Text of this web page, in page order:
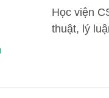
Học viện
thuật, lý